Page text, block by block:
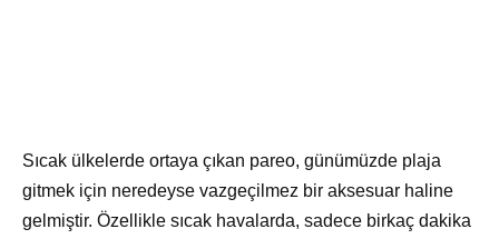
Sıcak ülkelerde ortaya çıkan pareo, günümüzde plaja
gitmek için neredeyse vazgeçilmez bir aksesuar haline
gelmiştir. Özellikle sıcak havalarda, sadece birkaç dakika